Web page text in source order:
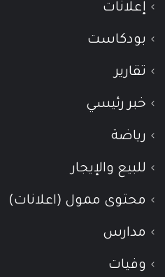
إعلانات
بودكاست
تقارير
خبر رئيسي
رياضة
للبيع والإيجار
محتوى ممول (اعلانات)
مدارس
وفيات